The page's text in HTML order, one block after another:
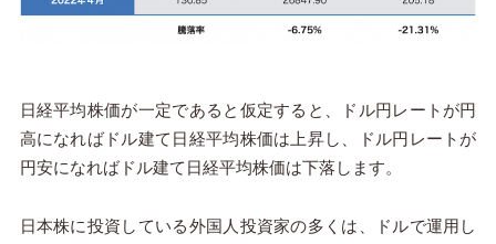
日経平均株価が一定であると仮定すると、ドル円レートが円
高になればドル建て日経平均株価は上昇し、ドル円レートが
円安になればドル建て日経平均株価は下落します。
日本株に投資している外国人投資家の多くは、ドルで運用し